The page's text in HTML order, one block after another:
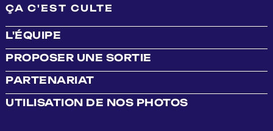
ÇA C'EST CULTE
L'ÉQUIPE
PROPOSER UNE SORTIE
PARTENARIAT
UTILISATION DE NOS PHOTOS